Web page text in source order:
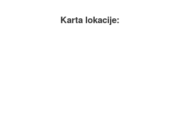
Karta lokacije: